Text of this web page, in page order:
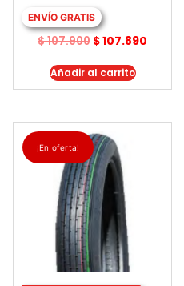
ENVÍO GRATIS
$107.900 $107.890
Añadir al carrito
¡En oferta!